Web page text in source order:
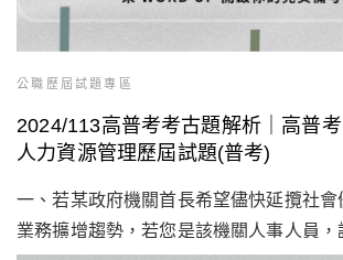
公職歷屆試題專區
2024/113高普考考古題解析｜高普
人力資源管理歷屆試題(普考)
一、若某政府機關首長希望儘快延攬社會
業務擴增趨勢，若您是該機關人事人員，